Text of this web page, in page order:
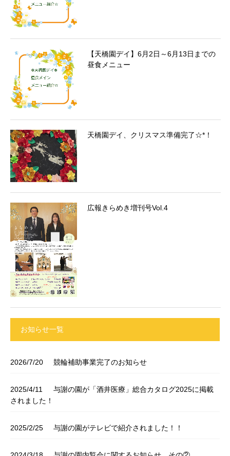
【天橋園デイ】6月2日～6月13日までの
昼食メニュー
天橋園デイ、クリスマス準備完了☆*！
広報きらめき増刊号Vol.4
お知らせ一覧
2026/7/20 競輪補助事業完了のお知らせ
2025/4/11
与謝の園が「酒井医療」総合カタログ2025に掲載
されました！
2025/2/25 与謝の園がテレビで紹介されました！！